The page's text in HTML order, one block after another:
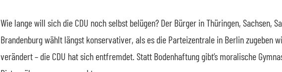
Wie lange will sich die CDU noch selbst belügen? Der Bürger in Thüringen, Sachsen,
Brandenburg wählt längst konservativer, als es die Parteizentrale in Berlin zugeben
verändert – die CDU hat sich entfremdet. Statt Bodenhaftung gibt’s moralische